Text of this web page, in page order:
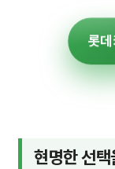
롯
현명한 선